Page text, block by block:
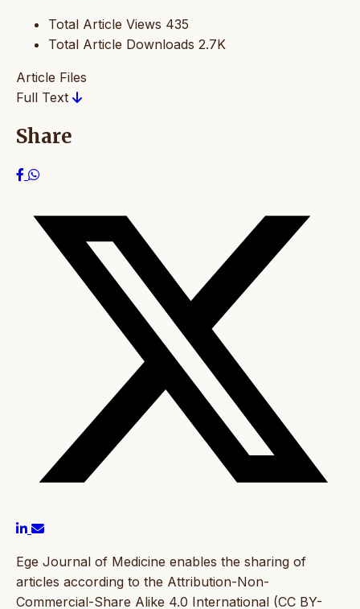
Total Article Views 435
Total Article Downloads 2.7K
Article Files
Full Text
Share
Ege Journal of Medicine enables the sharing of
articles according to the Attribution-Non-
Commercial-Share Alike 4.0 International (CC BY-